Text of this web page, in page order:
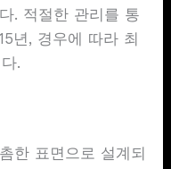
. 적절한 관리를 통
년, 경우에 따라 최
.
한 표면으로 설계되